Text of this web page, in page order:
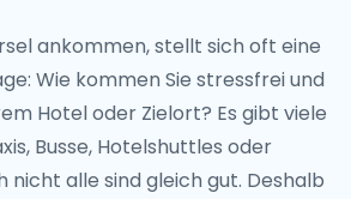
ankommen, stellt sich oft eine
Wie kommen Sie stressfrei und
Hotel oder Zielort? Es gibt viele
Busse, Hotelshuttles oder
nicht alle sind gleich gut. Deshalb